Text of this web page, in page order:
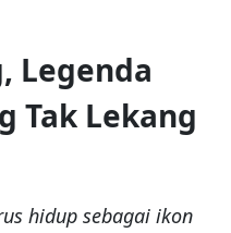
Legenda
Tak Lekang
hidup sebagai ikon